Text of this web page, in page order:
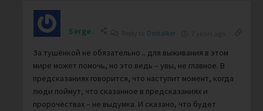
Serge. Dostalker
За тушёнкой не обязательно .. для выживания в этом
мире может помочь, но это ведь – увы, не главное. В
предсказаниях говорится, что наступит момент, когда
люди поймут, что сказанное в предсказаниях и
пророчествах – не выдумка. И сказано, что будет